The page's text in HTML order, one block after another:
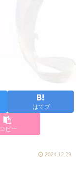
はてブ
コピー
2024.12.29